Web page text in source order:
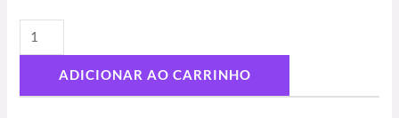
ADICIONAR AO CARRINHO